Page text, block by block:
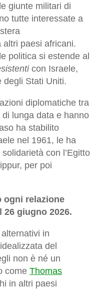
giunte militari di
tutte interessate a
altri paesi africani.
politica si estende al
con Israele,
degli Stati Uniti.
diplomatiche tra
lunga data e hanno
ha stabilito
nel 1961, le ha
con l’Egitto
per poi
ogni relazione
giugno 2026.
in
del
non è né un
come Thomas
in altri paesi